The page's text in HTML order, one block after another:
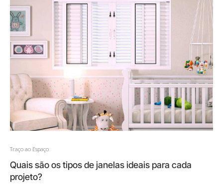
Traço ao Espaço
Quais são os tipos de janelas ideais para cada
projeto?